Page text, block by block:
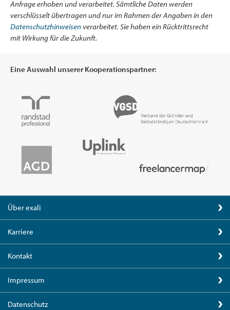
Anfrage erhoben und verarbeitet. Sämtliche Daten werden
verschlüsselt übertragen und nur im Rahmen der Angaben in den
Datenschutzhinweisenverarbeitet. Sie haben ein Rücktrittsrecht
mit Wirkung für die Zukunft.
Eine Auswahl unserer Kooperationspartner:
Über exali
Karriere
Kontakt
Impressum
Datenschutz